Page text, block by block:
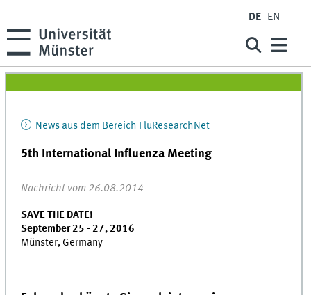
DE EN
News aus dem Bereich FluResearchNet
5th International Influenza Meeting
Nachricht vom 26.08.2014
SAVE THE DATE!
September 25 - 27, 2016
Münster, Germany